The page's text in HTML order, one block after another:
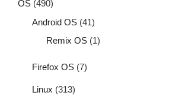
OS (490)
Android OS (41)
Remix OS (1)
Firefox OS (7)
Linux (313)